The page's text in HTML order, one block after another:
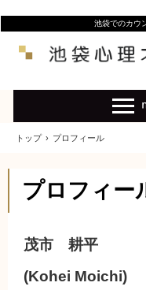
池袋でのカウ
トップ › プロフィール
プロフィー
茂市 耕平
(Kohei Moichi)